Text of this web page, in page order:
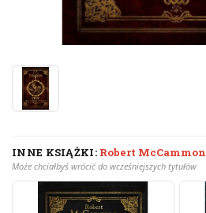
INNE KSIĄŻKI: Robert McCammon
Może chciałbyś wrócić do wcześniejszych tytułów